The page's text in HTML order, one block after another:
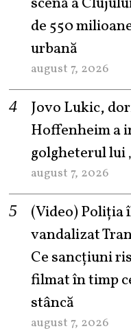
de 550
urbană
august 7, 2026
Jovo Lukic,
Hoffenheim a
golgheterul lui
august 7, 2026
(Video) Poliția
vandalizat
Ce sancțiuni
filmat în timp
stâncă
august 7, 2026